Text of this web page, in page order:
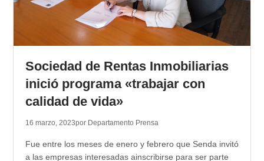
Sociedad de Rentas Inmobiliarias
inició programa «trabajar con
calidad de vida»
16 marzo, 2023por Departamento Prensa
Fue entre los meses de enero y febrero que Senda invitó
a las empresas interesadas ainscribirse para ser parte